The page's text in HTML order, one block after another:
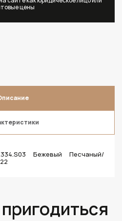
цены
Бежевый Песчаный/